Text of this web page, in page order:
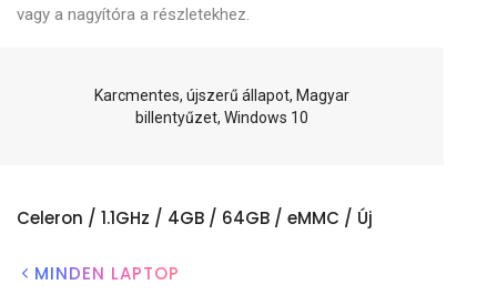
vagy a nagyítóra a részletekhez.
Karcmentes, újszerű állapot, Magyar
billentyűzet, Windows 10
Celeron / 1.1GHz / 4GB / 64GB / eMMC / Új
MINDEN LAPTOP